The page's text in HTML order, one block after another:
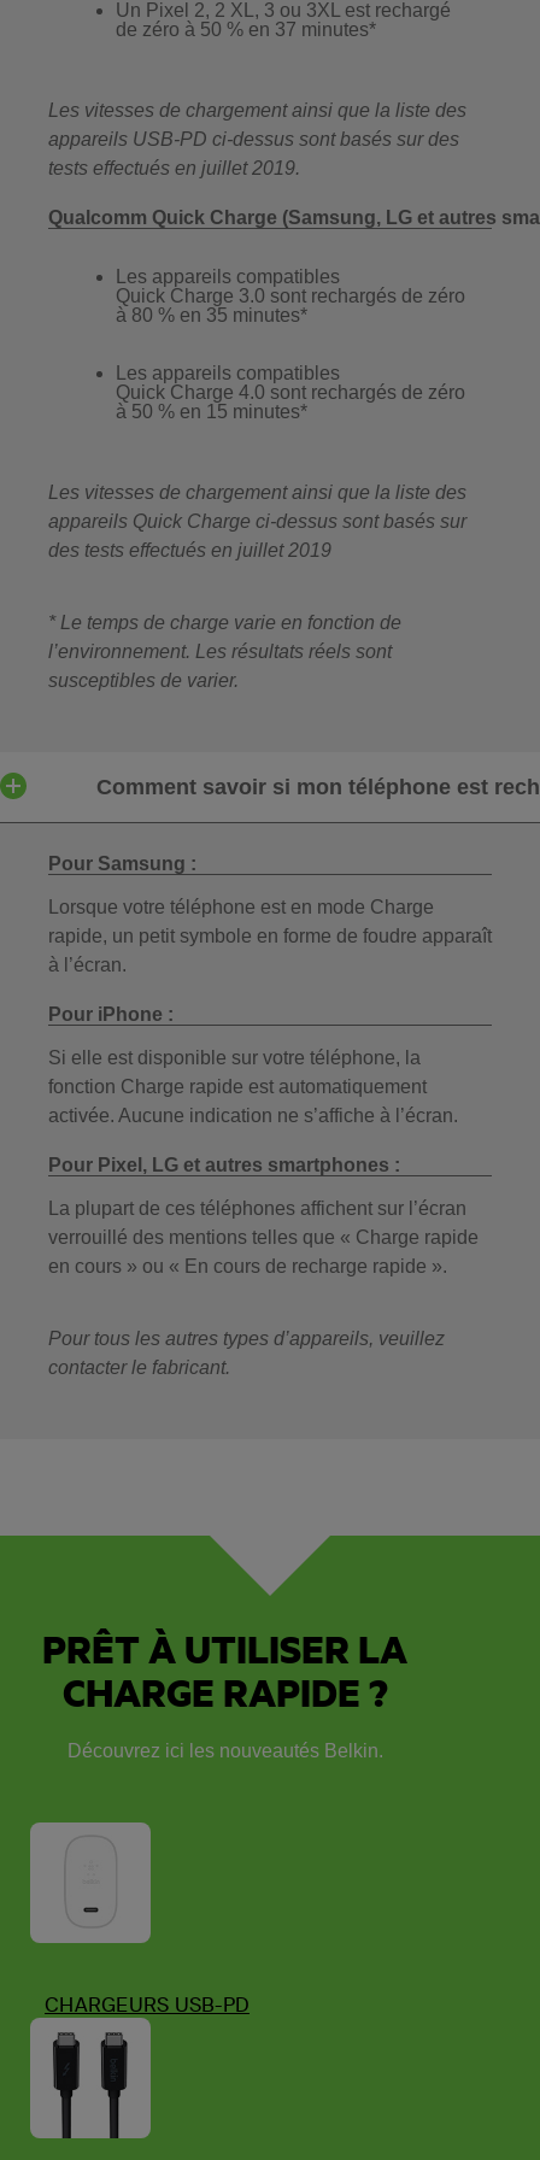
Un Pixel 2, 2 XL, 3 ou 3XL est rechargé
de zéro à 50 % en 37 minutes*
Les vitesses de chargement ainsi que la liste des
appareils USB-PD ci-dessus sont basés sur des
tests effectués en juillet 2019.
Qualcomm Quick Charge (Samsung, LG et autres
Les appareils compatibles
Quick Charge 3.0 sont rechargés de zéro
à 80 % en 35 minutes*
Les appareils compatibles
Quick Charge 4.0 sont rechargés de zéro
à 50 % en 15 minutes*
Les vitesses de chargement ainsi que la liste des
appareils Quick Charge ci-dessus sont basés sur
des tests effectués en juillet 2019
* Le temps de charge varie en fonction de
l’environnement. Les résultats réels sont
susceptibles de varier.
Comment savoir si mon téléphone est
Pour Samsung :
Lorsque votre téléphone est en mode Charge
rapide, un petit symbole en forme de foudre apparaît
à l’écran.
Pour iPhone :
Si elle est disponible sur votre téléphone, la
fonction Charge rapide est automatiquement
activée. Aucune indication ne s’affiche à l’écran.
Pour Pixel, LG et autres smartphones :
La plupart de ces téléphones affichent sur l’écran
verrouillé des mentions telles que « Charge rapide
en cours » ou « En cours de recharge rapide ».
Pour tous les autres types d’appareils, veuillez
contacter le fabricant.
PRÊT À UTILISER LA
CHARGE RAPIDE ?
Découvrez ici les nouveautés Belkin.
CHARGEURS USB-PD